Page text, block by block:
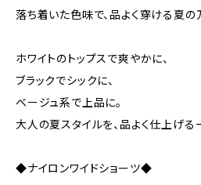
落ち着いた色味で、品よく穿ける夏の
ホワイトのトップスで爽やかに、
ブラックでシックに、
ベージュ系で上品に。
大人の夏スタイルを、品よく仕上げる
◆ナイロンワイドショーツ◆